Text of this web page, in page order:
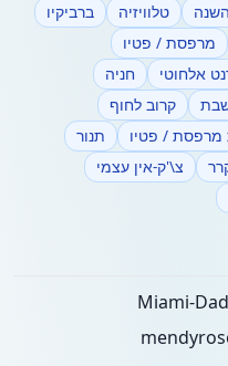
טלוויזיה
ברביקיו
מרפסת / פטיו
אלחוטי
חניה
קרוב לחוף
מרפסת / פטיו
תנור
צ\'ק-אין עצמי